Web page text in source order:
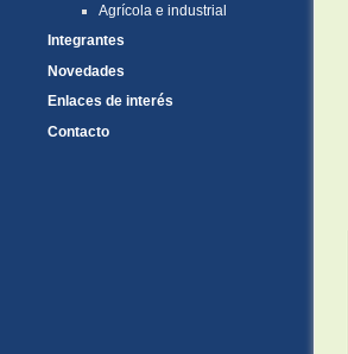
Agrícola e industrial
Integrantes
Novedades
Enlaces de interés
Contacto